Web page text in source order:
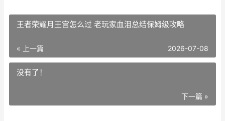
王者荣耀月王宫怎么过 老玩家血泪总结保姆级攻略
« 上一篇 2026-07-08
没有了！
下一篇 »